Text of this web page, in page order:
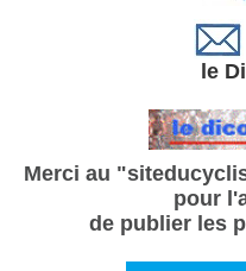
le
Merci au
pour
de publier les